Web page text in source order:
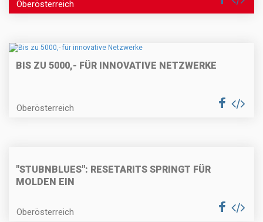
Oberösterreich
BIS ZU 5000,- FÜR INNOVATIVE NETZWERKE
Oberösterreich
"STUBNBLUES": RESETARITS SPRINGT FÜR
MOLDEN EIN
Oberösterreich